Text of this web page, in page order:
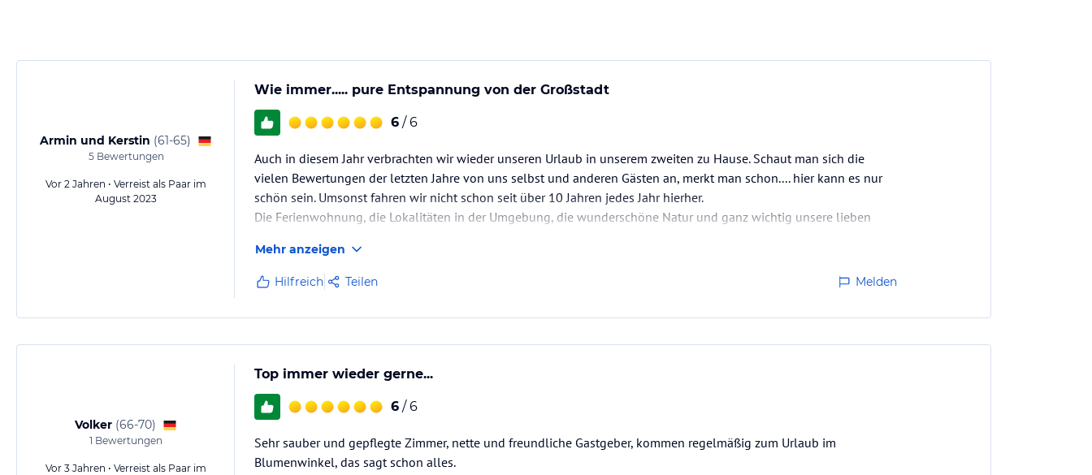
Armin und Kerstin (61-65)
5Bewertungen
Vor 2 Jahren • Verreist als Paar im
August 2023
Wie immer..... pure Entspannung von der Großstadt
6 / 6
Auch in diesem Jahr verbrachten wir wieder unseren Urlaub in unserem zweiten zu Hause. Schaut man sich die
vielen Bewertungen der letzten Jahre von uns selbst und anderen Gästen an, merkt man schon.... hier kann es nur
schön sein. Umsonst fahren wir nicht schon seit über 10 Jahren jedes Jahr hierher.
Die Ferienwohnung, die Lokalitäten in der Umgebung, die wunderschöne Natur und ganz wichtig unsere lieben
Mehr anzeigen
Hilfreich Teilen Melden
Volker (66-70)
1 Bewertungen
Vor 3 Jahren • Verreist als Paar im
Top immer wieder gerne...
6 / 6
Sehr sauber und gepflegte Zimmer, nette und freundliche Gastgeber, kommen regelmäßig zum Urlaub im
Blumenwinkel, das sagt schon alles.